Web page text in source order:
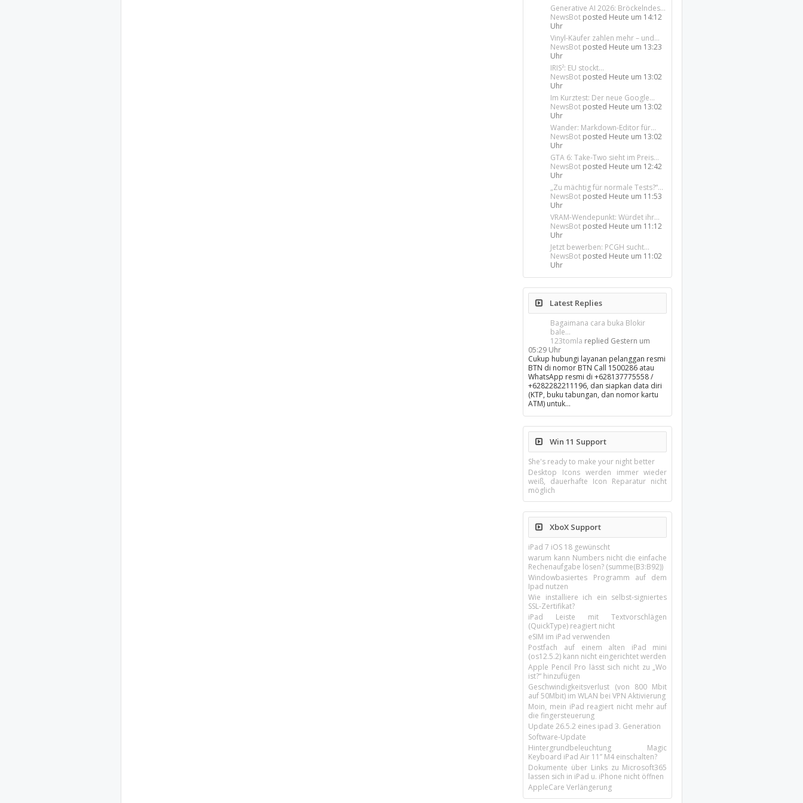
Generative AI 2026: Bröckelndes...
NewsBot posted Heute um 14:12
Uhr
Vinyl-Käufer zahlen mehr – und...
NewsBot posted Heute um 13:23
Uhr
IRIS²: EU stockt...
NewsBot posted Heute um 13:02
Uhr
Im Kurztest: Der neue Google...
NewsBot posted Heute um 13:02
Uhr
Wander: Markdown-Editor für...
NewsBot posted Heute um 13:02
Uhr
GTA 6: Take-Two sieht im Preis...
NewsBot posted Heute um 12:42
Uhr
„Zu mächtig für normale Tests?“...
NewsBot posted Heute um 11:53
Uhr
VRAM-Wendepunkt: Würdet ihr...
NewsBot posted Heute um 11:12
Uhr
Jetzt bewerben: PCGH sucht...
NewsBot posted Heute um 11:02
Uhr
Latest Replies
Bagaimana cara buka Blokir
bale...
123tomla replied Gestern um
05:29 Uhr
Cukup hubungi layanan pelanggan resmi
BTN di nomor BTN Call 1500286 atau
WhatsApp resmi di +628137775558 /
+6282282211196, dan siapkan data diri
(KTP, buku tabungan, dan nomor kartu
ATM) untuk…
Win 11 Support
She's ready to make your night better
Desktop Icons werden immer wieder
weiß, dauerhafte Icon Reparatur nicht
möglich
XboX Support
iPad 7 iOS 18 gewünscht
warum kann Numbers nicht die einfache
Rechenaufgabe lösen? (summe(B3:B92))
Windowbasiertes Programm auf dem
Ipad nutzen
Wie installiere ich ein selbst-signiertes
SSL-Zertifikat?
iPad Leiste mit Textvorschlägen
(QuickType) reagiert nicht
eSIM im iPad verwenden
Postfach auf einem alten iPad mini
(os12.5.2) kann nicht eingerichtet werden
Apple Pencil Pro lässt sich nicht zu „Wo
ist?“ hinzufügen
Geschwindigkeitsverlust (von 800 Mbit
auf 50Mbit) im WLAN bei VPN Aktivierung
Moin, mein iPad reagiert nicht mehr auf
die fingersteuerung
Update 26.5.2 eines ipad 3. Generation
Software-Update
Hintergrundbeleuchtung Magic
Keyboard iPad Air 11’’ M4 einschalten?
Dokumente über Links zu Microsoft365
lassen sich in iPad u. iPhone nicht öffnen
AppleCare Verlängerung